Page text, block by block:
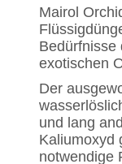
Mairol
Bedürfnisse
exotischen
Der
und lang
Kaliumoxyd
notwendige